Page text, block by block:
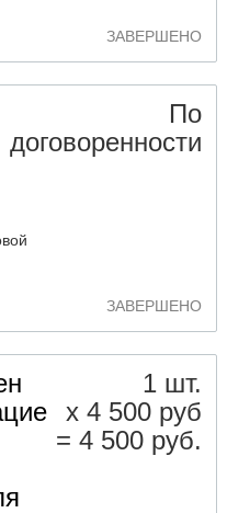
ЗАВЕРШЕНО
По
договоренности
ЗАВЕРШЕНО
1 шт.
х 4 500 руб
= 4 500 руб.